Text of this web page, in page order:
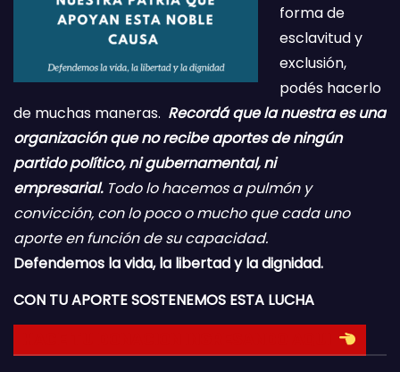
forma de
esclavitud y
exclusión,
podés hacerlo
de muchas maneras. Recordá que la nuestra es una
organización que no recibe aportes de ningún
partido político, ni gubernamental, ni
empresarial.Todo lo hacemos a pulmón y
convicción, con lo poco o mucho que cada uno
aporte en función de su capacidad.
Defendemos la vida, la libertad y la dignidad.
CON TU APORTE SOSTENEMOS ESTA LUCHA